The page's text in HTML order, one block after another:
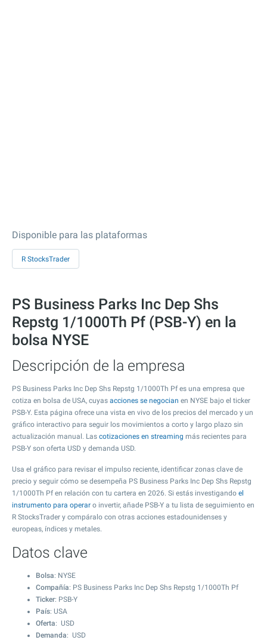
Disponible para las plataformas
R StocksTrader
PS Business Parks Inc Dep Shs
Repstg 1/1000Th Pf (PSB-Y) en la
bolsa NYSE
Descripción de la empresa
PS Business Parks Inc Dep Shs Repstg 1/1000Th Pf es una empresa que
cotiza en bolsa de USA, cuyas acciones se negocian en NYSE bajo el ticker
PSB-Y. Esta página ofrece una vista en vivo de los precios del mercado y un
gráfico interactivo para seguir los movimientos a corto y largo plazo sin
actualización manual. Las cotizaciones en streaming más recientes para
PSB-Y son oferta USD y demanda USD.
Usa el gráfico para revisar el impulso reciente, identificar zonas clave de
precio y seguir cómo se desempeña PS Business Parks Inc Dep Shs Repstg
1/1000Th Pf en relación con tu cartera en 2026. Si estás investigando el
instrumento para operar o invertir, añade PSB-Y a tu lista de seguimiento en
R StocksTrader y compáralo con otras acciones estadounidenses y
europeas, índices y metales.
Datos clave
Bolsa: NYSE
Compañía: PS Business Parks Inc Dep Shs Repstg 1/1000Th Pf
Ticker: PSB-Y
País: USA
Oferta: USD
Demanda: USD